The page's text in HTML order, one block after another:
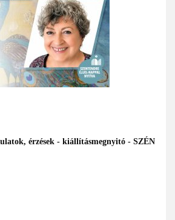
érzések - kiállításmegnyitó - SZÉN